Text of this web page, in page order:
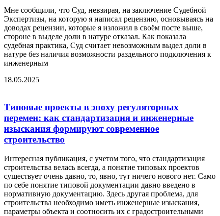
Мне сообщили, что Суд, невзирая, на заключение Судебной
Экспертизы, на которую я написал рецензию, основываясь на
доводах рецензии, которые я изложил в своём посте выше,
стороне в выделе доли в натуре отказал. Как показала
судебная практика, Суд считает невозможным выдел доли в
натуре без наличия возможности раздельного подключения к
инженерным
18.05.2025
Типовые проекты в эпоху регуляторных
перемен: как стандартизация и инженерные
изыскания формируют современное
строительство
Интересная публикация, с учетом того, что стандартизация
строительства велась всегда, а понятие типовых проектов
существует очень давно, то, явно, тут ничего нового нет. Само
по себе понятие типовой документации давно введено в
нормативную документацию. Здесь другая проблема, для
строительства необходимо иметь инженерные изыскания,
параметры объекта и соотносить их с градостроительными